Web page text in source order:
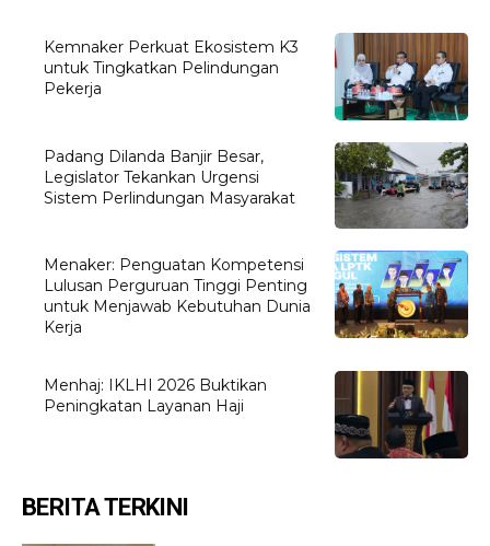
Kemnaker Perkuat Ekosistem K3
untuk Tingkatkan Pelindungan
Pekerja
Padang Dilanda Banjir Besar,
Legislator Tekankan Urgensi
Sistem Perlindungan Masyarakat
Menaker: Penguatan Kompetensi
Lulusan Perguruan Tinggi Penting
untuk Menjawab Kebutuhan Dunia
Kerja
Menhaj: IKLHI 2026 Buktikan
Peningkatan Layanan Haji
BERITA TERKINI